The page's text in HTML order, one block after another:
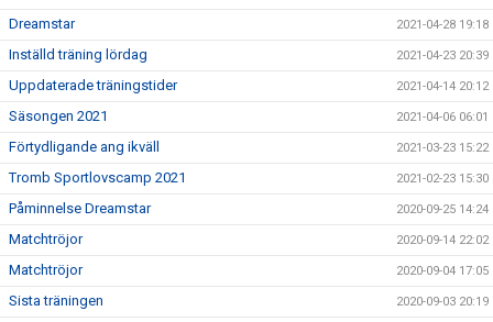
Dreamstar 2021-04-28 19:18
Inställd träning lördag 2021-04-23 20:39
Uppdaterade träningstider 2021-04-14 20:12
Säsongen 2021 2021-04-06 06:01
Förtydligande ang ikväll 2021-03-23 15:22
Tromb Sportlovscamp 2021 2021-02-23 15:30
Påminnelse Dreamstar 2020-09-25 14:24
Matchtröjor 2020-09-14 22:02
Matchtröjor 2020-09-04 17:05
Sista träningen 2020-09-03 20:19